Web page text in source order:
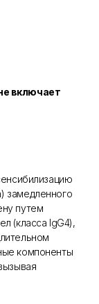
включает
замедленного
путем
(класса IgG4),
компоненты